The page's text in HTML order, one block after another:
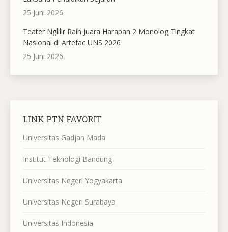
25 Juni 2026
Teater Nglilir Raih Juara Harapan 2 Monolog Tingkat
Nasional di Artefac UNS 2026
25 Juni 2026
LINK PTN FAVORIT
Universitas Gadjah Mada
Institut Teknologi Bandung
Universitas Negeri Yogyakarta
Universitas Negeri Surabaya
Universitas Indonesia